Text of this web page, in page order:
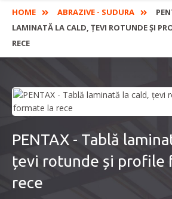
HOME ABRAZIVE - SUDURA
LAMINATĂ LA CALD, ȚEVI ROTUNDE ȘI
RECE
PENTAX - Tablă
țevi rotunde și profile
rece